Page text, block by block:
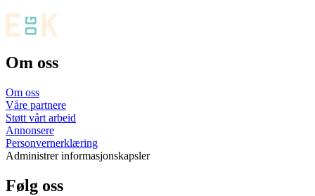
Om oss
Om oss
Våre partnere
Støtt vårt arbeid
Annonsere
Personvernerklæring
Administrer informasjonskapsler
Følg oss